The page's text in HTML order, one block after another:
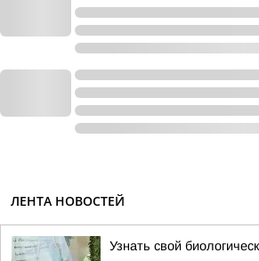
ЛЕНТА НОВОСТЕЙ
Узнать свой